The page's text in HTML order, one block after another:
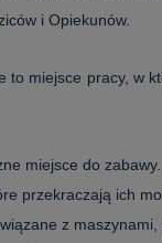
i Opiekunów.
to miejsce pracy, w
miejsce do zabawy.
przekraczają ich
z